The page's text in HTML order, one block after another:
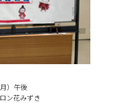
）午後
ン花みずき